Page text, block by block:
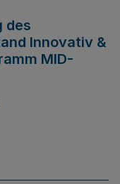
des
Innovativ &
MID-